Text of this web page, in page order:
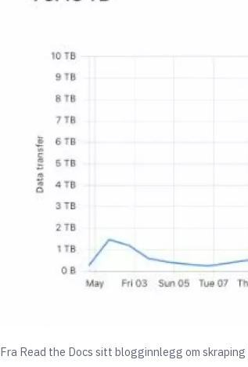
Fra Read the Docs sitt blogginnlegg om